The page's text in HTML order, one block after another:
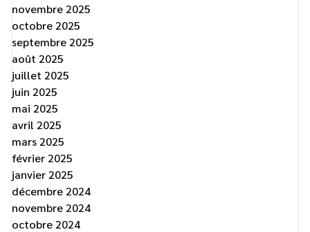
novembre 2025
octobre 2025
septembre 2025
août 2025
juillet 2025
juin 2025
mai 2025
avril 2025
mars 2025
février 2025
janvier 2025
décembre 2024
novembre 2024
octobre 2024